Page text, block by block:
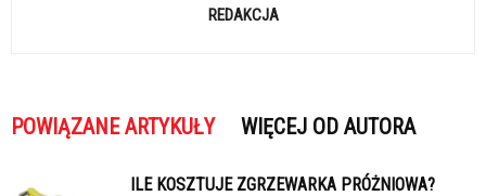
REDAKCJA
POWIĄZANE ARTYKUŁY WIĘCEJ OD AUTORA
ILE KOSZTUJE ZGRZEWARKA PRÓŻNIOWA?